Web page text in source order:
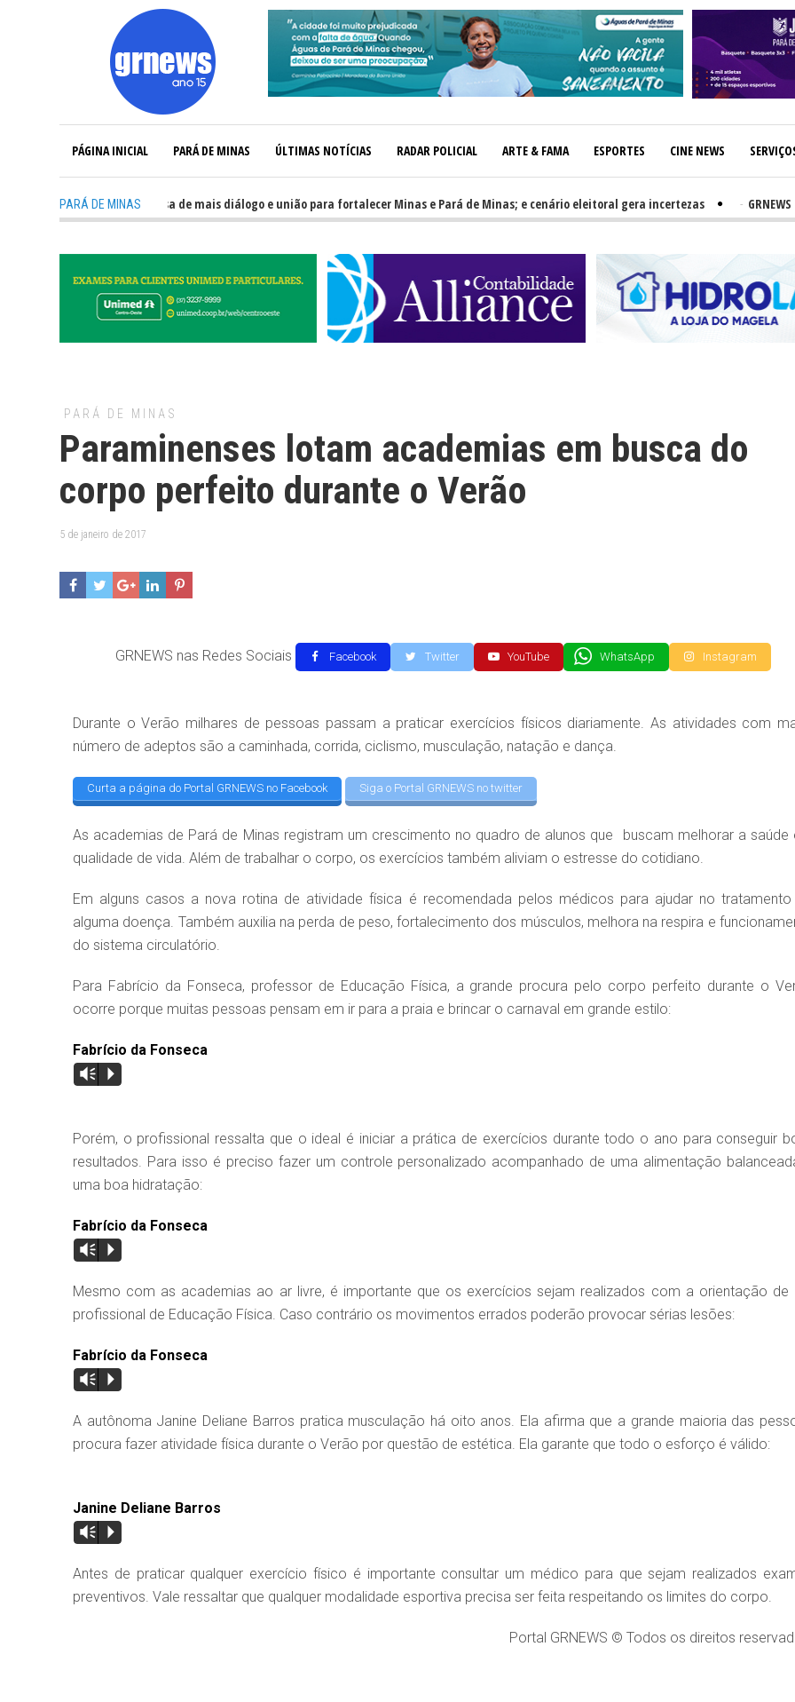
PÁGINA INICIAL PARÁ DE MINAS ÚLTIMAS NOTÍCIAS RADAR POLICIAL ARTE & FAMA ESPORTES CINE NEWS
PARÁ DE MINAS
TV: Política precisa de mais diálogo e união para fortalecer Minas e Pará de Minas; e cenário eleitoral gera incertezas GRNEWS TV:
PARÁ DE MINAS
Paraminenses lotam academias em busca do
corpo perfeito durante o Verão
5 de janeiro de 2017
GRNEWS nas Redes Sociais Facebook Twitter YouTube WhatsApp Instagram
Durante o Verão milhares de pessoas passam a praticar exercícios físicos diariamente. As atividades com
número de adeptos são a caminhada, corrida, ciclismo, musculação, natação e dança.
Curta a página do Portal GRNEWS no Facebook Siga o Portal GRNEWS no twitter
As academias de Pará de Minas registram um crescimento no quadro de alunos que buscam melhorar a saúde
qualidade de vida. Além de trabalhar o corpo, os exercícios também aliviam o estresse do cotidiano.
Em alguns casos a nova rotina de atividade física é recomendada pelos médicos para ajudar no
alguma doença. Também auxilia na perda de peso, fortalecimento dos músculos, melhora na respira e
do sistema circulatório.
Para Fabrício da Fonseca, professor de Educação Física, a grande procura pelo corpo perfeito durante o
ocorre porque muitas pessoas pensam em ir para a praia e brincar o carnaval em grande estilo:
Fabrício da Fonseca
Vm P
Porém, o profissional ressalta que o ideal é iniciar a prática de exercícios durante todo o ano para conseguir
resultados. Para isso é preciso fazer um controle personalizado acompanhado de uma alimentação
uma boa hidratação:
Fabrício da Fonseca
Vm P
Mesmo com as academias ao ar livre, é importante que os exercícios sejam realizados com a orientação de
profissional de Educação Física. Caso contrário os movimentos errados poderão provocar sérias lesões:
Fabrício da Fonseca
Vm P
A autônoma Janine Deliane Barros pratica musculação há oito anos. Ela afirma que a grande maioria das
procura fazer atividade física durante o Verão por questão de estética. Ela garante que todo o esforço é válido:
Janine Deliane Barros
Vm P
Antes de praticar qualquer exercício físico é importante consultar um médico para que sejam realizados
preventivos. Vale ressaltar que qualquer modalidade esportiva precisa ser feita respeitando os limites do corpo.
Portal GRNEWS © Todos os direitos